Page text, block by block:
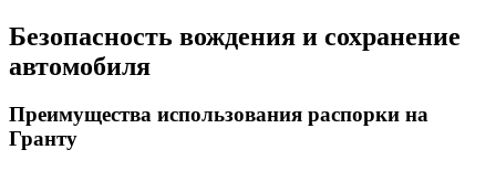
Безопасность вождения и сохранение
автомобиля
Преимущества использования распорки на
Гранту